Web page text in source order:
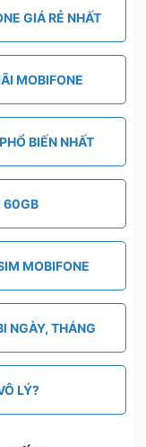
GIÁ RẺ NHẤT
MOBIFONE
BIẾN NHẤT
60GB
MOBIFONE
NGÀY, THÁNG
LÝ?